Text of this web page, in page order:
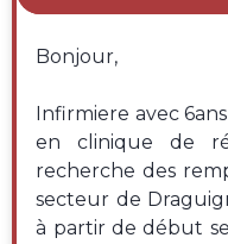
Bonjour,
Infirmiere avec 6ans
en clinique de
recherche des
secteur de
à partir de début